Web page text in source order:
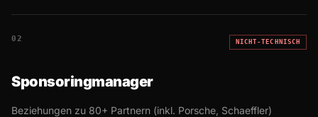
02 NICHT-TECHNISCH
Sponsoringmanager
Beziehungen zu 80+ Partnern (inkl. Porsche, Schaeffler)